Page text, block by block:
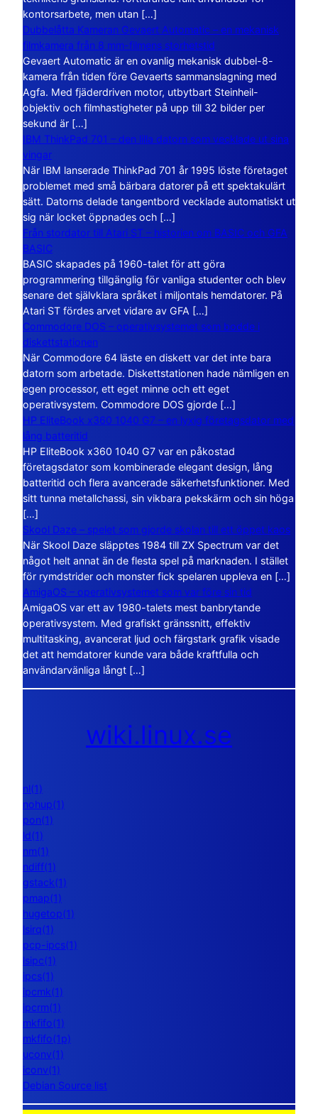
kontorsarbete, men utan […]
Dubbelåtta Kameran Gevaert Automatic – en mekanisk
filmkamera från 8 mm-filmens storhetstid
Gevaert Automatic är en ovanlig mekanisk dubbel-8-
kamera från tiden före Gevaerts sammanslagning med
Agfa. Med fjäderdriven motor, utbytbart Steinheil-
objektiv och filmhastigheter på upp till 32 bilder per
sekund är […]
IBM ThinkPad 701 – den lilla datorn som vecklade ut sina
vingar
När IBM lanserade ThinkPad 701 år 1995 löste företaget
problemet med små bärbara datorer på ett spektakulärt
sätt. Datorns delade tangentbord vecklade automatiskt ut
sig när locket öppnades och […]
Från stordator till Atari ST – historien om BASIC och GFA
BASIC
BASIC skapades på 1960-talet för att göra
programmering tillgänglig för vanliga studenter och blev
senare det självklara språket i miljontals hemdatorer. På
Atari ST fördes arvet vidare av GFA […]
Commodore DOS – operativsystemet som bodde i
diskettstationen
När Commodore 64 läste en diskett var det inte bara
datorn som arbetade. Diskettstationen hade nämligen en
egen processor, ett eget minne och ett eget
operativsystem. Commodore DOS gjorde […]
HP EliteBook x360 1040 G7 – en lyxig företagsdator med
lång batteritid
HP EliteBook x360 1040 G7 var en påkostad
företagsdator som kombinerade elegant design, lång
batteritid och flera avancerade säkerhetsfunktioner. Med
sitt tunna metallchassi, sin vikbara pekskärm och sin höga
[…]
Skool Daze – spelet som gjorde skolan till ett öppet kaos
När Skool Daze släpptes 1984 till ZX Spectrum var det
något helt annat än de flesta spel på marknaden. I stället
för rymdstrider och monster fick spelaren uppleva en […]
AmigaOS – operativsystemet som var före sin tid
AmigaOS var ett av 1980-talets mest banbrytande
operativsystem. Med grafiskt gränssnitt, effektiv
multitasking, avancerat ljud och färgstark grafik visade
det att hemdatorer kunde vara både kraftfulla och
användarvänliga långt […]
wiki.linux.se
nl(1)
nohup(1)
pon(1)
ld(1)
nm(1)
ndiff(1)
gstack(1)
pmap(1)
hugetop(1)
lsirq(1)
pcp-ipcs(1)
lsipc(1)
ipcs(1)
ipcmk(1)
ipcrm(1)
mkfifo(1)
mkfifo(1p)
uconv(1)
iconv(1)
Debian Source list